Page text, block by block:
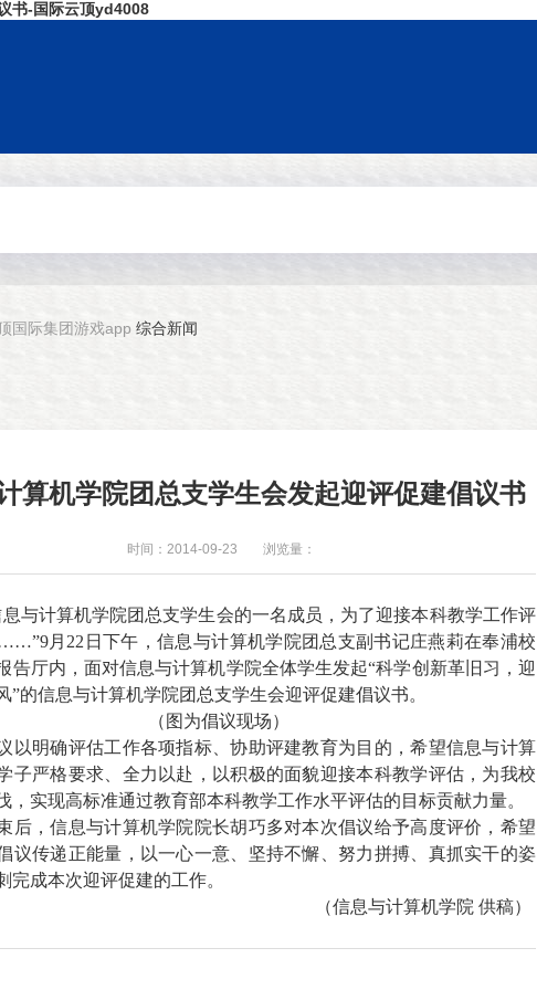
书-国际云顶yd4008
国际集团游戏app 综合新闻
算机学院团总支学生会发起迎评促建倡议书
时间：2014-09-23 浏览量：
与计算机学院团总支学生会的一名成员，为了迎接本科教学工作评
……”9月 22 日下午，信息与计算机学院团总支副书记庄燕莉在奉浦校
告厅内，面对信息与计算机学院全体学生发起“科学创新革旧习，迎
”的信息与计算机学院团总支学生会迎评促建倡议书。
（图为倡议现场）
以明确评估工作各项指标、协助评建教育为目的，希望信息与计算
子严格要求、全力以赴，以积极的面貌迎接本科教学评估， 为我校
，实现高标准通过教育部本科教学工作水平评估的目标贡献力量。
后，信息与计算机学院院长胡巧多对本次倡议给予高度评价，希望
议传递正能量，以一心一意、坚持不懈、努力拼搏、真抓实干的姿
完成本次迎评促建的工作。
（信息与计算机学院 供稿）